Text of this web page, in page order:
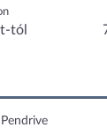
71 590
Pendrive